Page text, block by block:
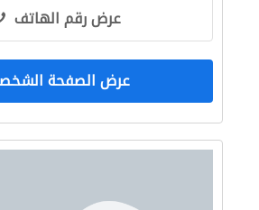
عرض رقم الهاتف
عرض الصفحة